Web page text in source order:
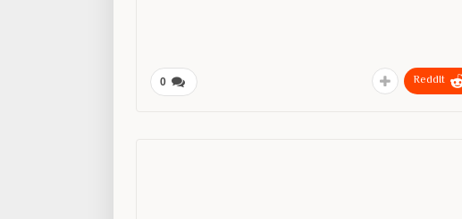
0 ReddIt